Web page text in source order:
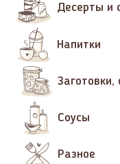
Десерты и
Напитки
Заготовки,
Соусы
Разное